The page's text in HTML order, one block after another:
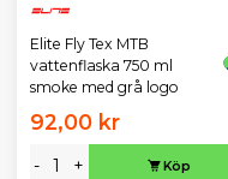
Elite Fly Tex MTB
vattenflaska 750 ml
smoke med grå logo
92,00 kr
- + Köp